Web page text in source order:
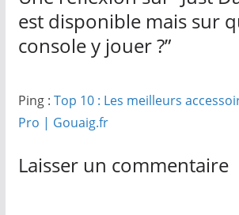
est disponible mais sur
console y jouer ?”
Ping : Top 10 : Les meilleurs
Pro | Gouaig.fr
Laisser un commentaire